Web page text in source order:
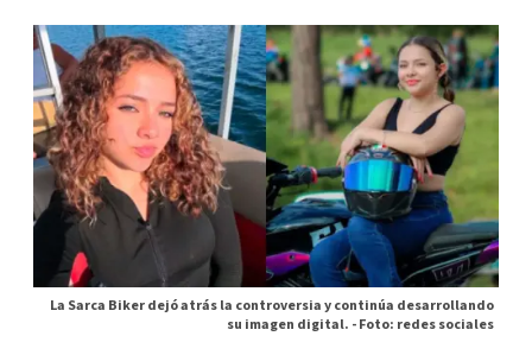
La Sarca Biker dejó atrás la controversia y continúa desarrollando
su imagen digital. -Foto: redes sociales